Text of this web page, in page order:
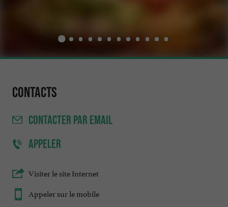
Contacts
CONTACTER PAR EMAIL
APPELER
Visiter le site Internet
Appeler sur le mobile